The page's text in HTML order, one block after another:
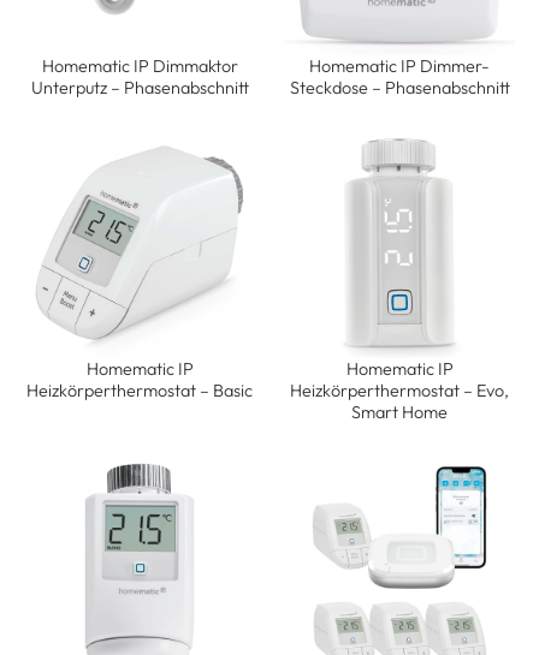
Homematic IP Dimmaktor
Unterputz – Phasenabschnitt
Homematic IP Dimmer-
Steckdose – Phasenabschnitt
Homematic IP
Heizkörperthermostat – Basic
Homematic IP
Heizkörperthermostat – Evo,
Smart Home